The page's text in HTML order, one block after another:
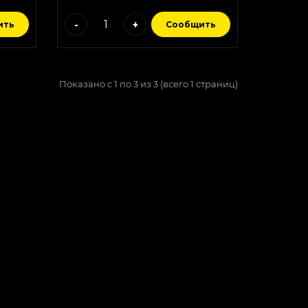
- + Сообщить
Показано с 1 по 3 из 3 (всего 1 страниц)